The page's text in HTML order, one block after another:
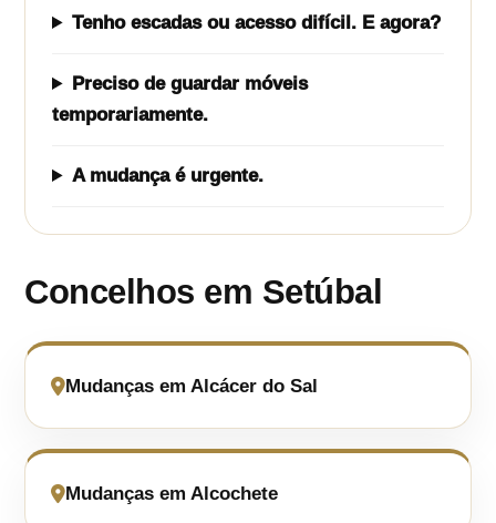
Tenho escadas ou acesso difícil. E agora?
Preciso de guardar móveis
temporariamente.
A mudança é urgente.
Concelhos em Setúbal
Mudanças em Alcácer do Sal
Mudanças em Alcochete